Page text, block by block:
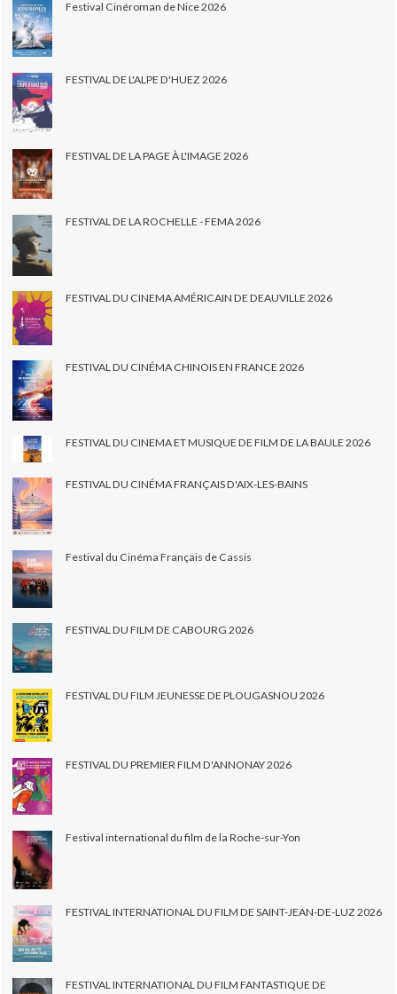
Festival Cinéroman de Nice 2026
FESTIVAL DE L'ALPE D'HUEZ 2026
FESTIVAL DE LA PAGE À L'IMAGE 2026
FESTIVAL DE LA ROCHELLE - FEMA 2026
FESTIVAL DU CINEMA AMÉRICAIN DE DEAUVILLE 2026
FESTIVAL DU CINÉMA CHINOIS EN FRANCE 2026
FESTIVAL DU CINEMA ET MUSIQUE DE FILM DE LA BAULE 2026
FESTIVAL DU CINÉMA FRANÇAIS D'AIX-LES-BAINS
Festival du Cinéma Français de Cassis
FESTIVAL DU FILM DE CABOURG 2026
FESTIVAL DU FILM JEUNESSE DE PLOUGASNOU 2026
FESTIVAL DU PREMIER FILM D'ANNONAY 2026
Festival international du film de la Roche-sur-Yon
FESTIVAL INTERNATIONAL DU FILM DE SAINT-JEAN-DE-LUZ 2026
FESTIVAL INTERNATIONAL DU FILM FANTASTIQUE DE